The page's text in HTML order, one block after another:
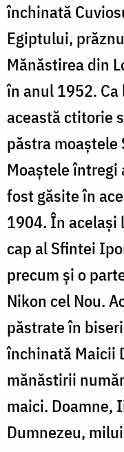
închinată
Egiptului,
Mănăstirea din
în anul 1952.
această ctitorie
păstra
Moaștele întregi
fost găsite în
1904. În
cap al Sfintei
precum şi o
Nikon cel Nou.
păstrate în
închinată Maicii
mănăstirii
maici. Doamne,
Dumnezeu,